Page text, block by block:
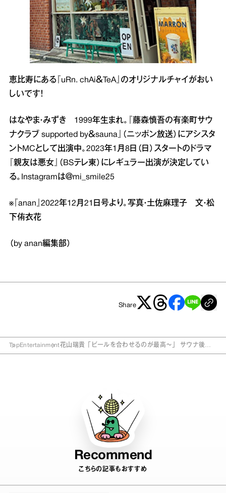
恵比寿にある『uRn. chAi＆TeA』のオリジナルチャイがおい
しいです！
はなやま・みずき 1999年生まれ。『藤森慎吾の有楽町サウ
ナクラブ supported by＆sauna』（ニッポン放送）にアシスタ
ントMCとして出演中。2023年1月8日（日）スタートのドラマ
『親友は悪女』（BSテレ東）にレギュラー出演が決定してい
る。Instagramは＠mi_smile25
※『anan』2022年12月21日号より。写真・土佐麻理子 文・松
下侑衣花
（by anan編集部）
Share
TopEntertainment花山瑞貴「ビールを合わせるのが最高～」 サウナ後に
Recommend
こちらの記事もおすすめ